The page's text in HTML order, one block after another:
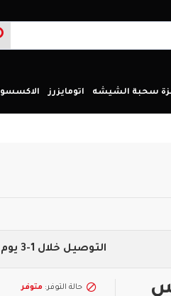
سحبة الشيشه اتومايزرز
حالة التوفر: متوفر
التوصيل خلال 1-3 يوم عمل